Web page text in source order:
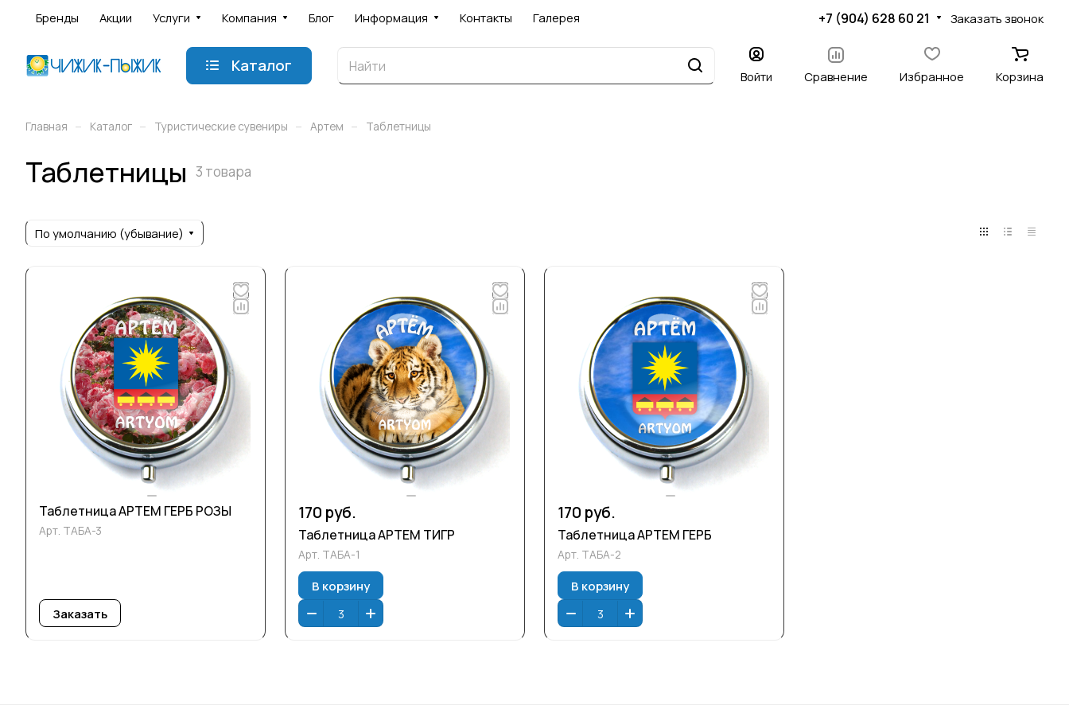
Бренды Акции Услуги Компания Блог Информация Контакты Галерея +7 (904) 628 60 21 Заказать звонок
Каталог
Войти Сравнение Избранное Корзина
Главная – Каталог – Туристические сувениры – Артем – Таблетницы
Таблетницы 3 товара
По умолчанию (убывание)
Таблетница АРТЕМ ГЕРБ РОЗЫ
Арт. ТАБА-3
Заказать
170 руб.
Таблетница АРТЕМ ТИГР
Арт. ТАБА-1
В корзину
170 руб.
Таблетница АРТЕМ ГЕРБ
Арт. ТАБА-2
В корзину